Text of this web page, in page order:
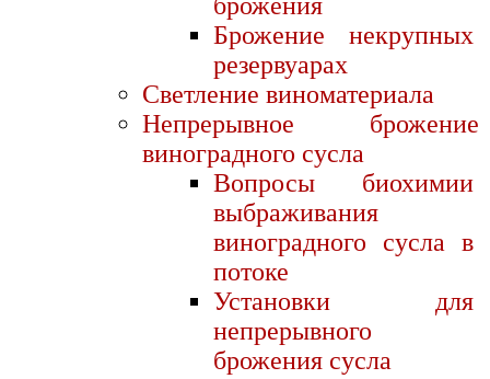
Брожение некрупных
резервуарах
Светление виноматериала
Непрерывное брожение
виноградного сусла
Вопросы биохимии
выбраживания
виноградного сусла в
потоке
Установки для
непрерывного
брожения сусла